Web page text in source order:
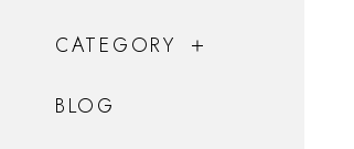
CATEGORY
BLOG